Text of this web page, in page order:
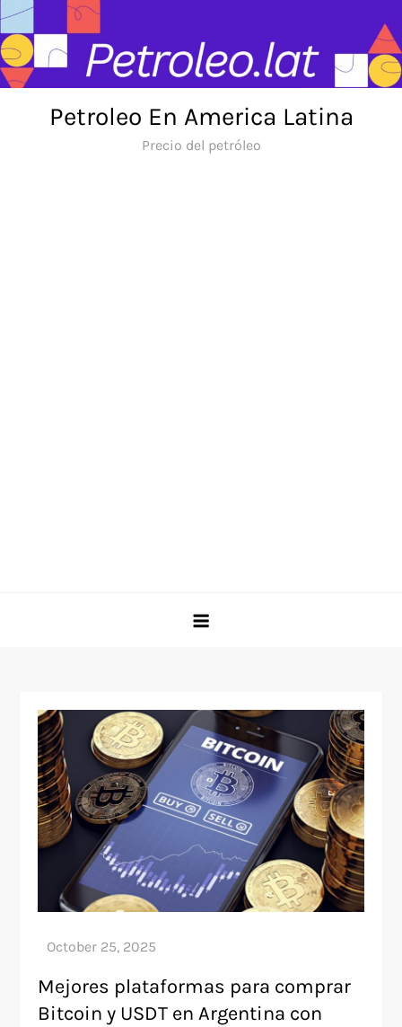
Skip
to
content
Petroleo En America Latina
Precio del petróleo
Mejores plataformas para comprar
Bitcoin y USDT en Argentina con